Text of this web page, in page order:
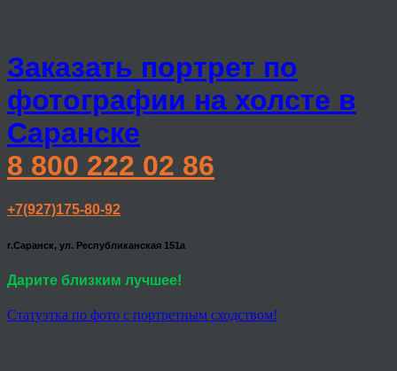
Заказать портрет по
фотографии на холсте в
Саранске
8 800 222 02 86
+7(927)175-80-92
г.Саранск, ул. Республиканская 151а
Дарите близким лучшее!
Статуэтка по фото с портретным сходством!